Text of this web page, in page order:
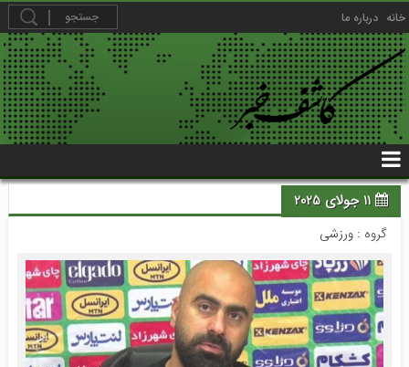
خانه درباره ما
11 جولای 2025
گروه :ورزشی